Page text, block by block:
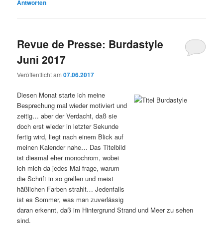
Antworten
Revue de Presse: Burdastyle
Juni 2017
Veröffentlicht am07.06.2017
Diesen Monat starte ich meine
Besprechung mal wieder motiviert und
zeitig… aber der Verdacht, daß sie
doch erst wieder in letzter Sekunde
fertig wird, liegt nach einem Blick auf
meinen Kalender nahe… Das Titelbild
ist diesmal eher monochrom, wobei
ich mich da jedes Mal frage, warum
die Schrift in so grellen und meist
häßlichen Farben strahlt… Jedenfalls
ist es Sommer, was man zuverlässig
daran erkennt, daß im Hintergrund Strand und Meer zu sehen
sind.